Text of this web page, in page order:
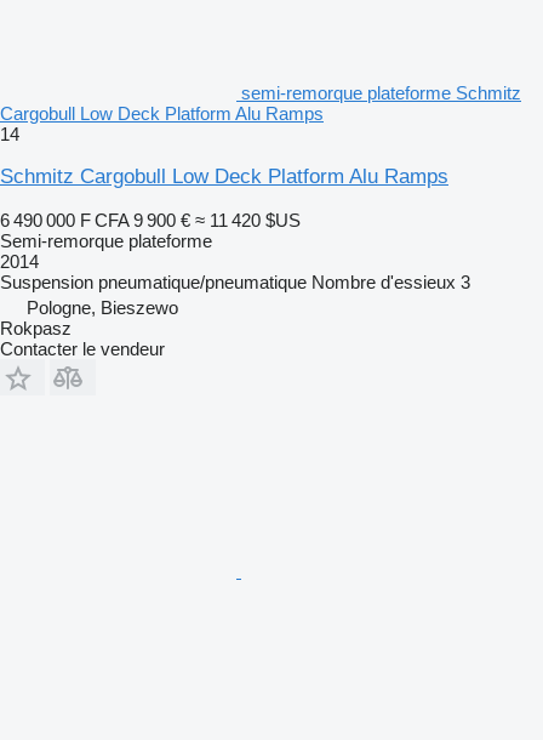
semi-remorque plateforme Schmitz
Cargobull Low Deck Platform Alu Ramps
14
Schmitz Cargobull Low Deck Platform Alu Ramps
6 490 000 F CFA 9 900 € ≈ 11 420 $US
Semi-remorque plateforme
2014
Suspension pneumatique/pneumatique Nombre d'essieux 3
Pologne, Bieszewo
Rokpasz
Contacter le vendeur